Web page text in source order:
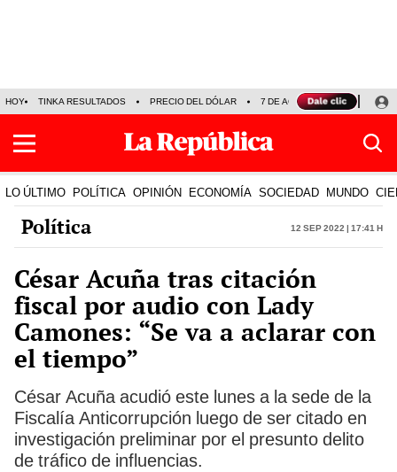
HOY TINKA RESULTADOS PRECIO DEL DÓLAR 7 DE AGOSTO OLLANTA
LO ÚLTIMO POLÍTICA OPINIÓN ECONOMÍA SOCIEDAD MUNDO
Política 12 Sep 2022 | 17:41 h
César Acuña tras citación
fiscal por audio con Lady
Camones: “Se va a aclarar con
el tiempo”
César Acuña acudió este lunes a la sede de la
Fiscalía Anticorrupción luego de ser citado en
investigación preliminar por el presunto delito
de tráfico de influencias.